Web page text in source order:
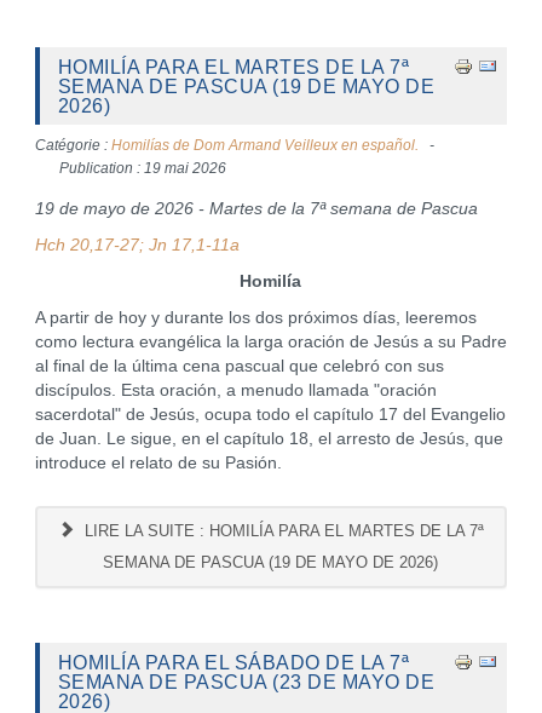
HOMILÍA PARA EL MARTES DE LA 7ª
SEMANA DE PASCUA (19 DE MAYO DE
2026)
Catégorie : Homilías de Dom Armand Veilleux en español.
Publication : 19 mai 2026
19 de mayo de 2026 - Martes de la 7ª semana de Pascua
Hch 20,17-27; Jn 17,1-11a
Homilía
A partir de hoy y durante los dos próximos días, leeremos
como lectura evangélica la larga oración de Jesús a su Padre
al final de la última cena pascual que celebró con sus
discípulos. Esta oración, a menudo llamada "oración
sacerdotal" de Jesús, ocupa todo el capítulo 17 del Evangelio
de Juan. Le sigue, en el capítulo 18, el arresto de Jesús, que
introduce el relato de su Pasión.
LIRE LA SUITE : HOMILÍA PARA EL MARTES DE LA 7ª
SEMANA DE PASCUA (19 DE MAYO DE 2026)
HOMILÍA PARA EL SÁBADO DE LA 7ª
SEMANA DE PASCUA (23 DE MAYO DE
2026)